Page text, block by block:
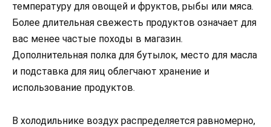
температуру для овощей и фруктов, рыбы или мяса.
Более длительная свежесть продуктов означает для
вас менее частые походы в магазин.
Дополнительная полка для бутылок, место для масла
и подставка для яиц облегчают хранение и
использование продуктов.
В холодильнике воздух распределяется равномерно,